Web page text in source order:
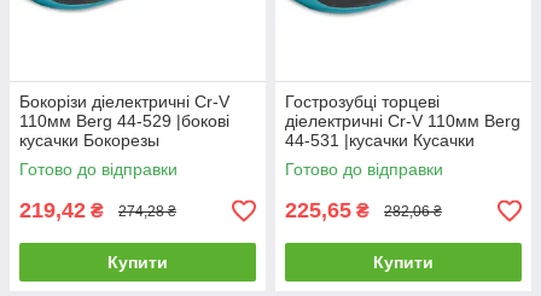
Бокорізи діелектричні Cr-V
110мм Berg 44-529 |бокові
кусачки Бокорезы
диэлектрические Cr-V 110мм
Berg
Готово до відправки
219,42 ₴ 274,28 ₴
Купити
Гострозубці торцеві
діелектричні Cr-V 110мм Berg
44-531 |кусачки Кусачки
торцевые диэлектрические
Cr-V 110мм Berg
Готово до відправки
225,65 ₴ 282,06 ₴
Купити